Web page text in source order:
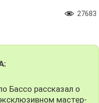
27683
Бассо рассказал о
мастер-